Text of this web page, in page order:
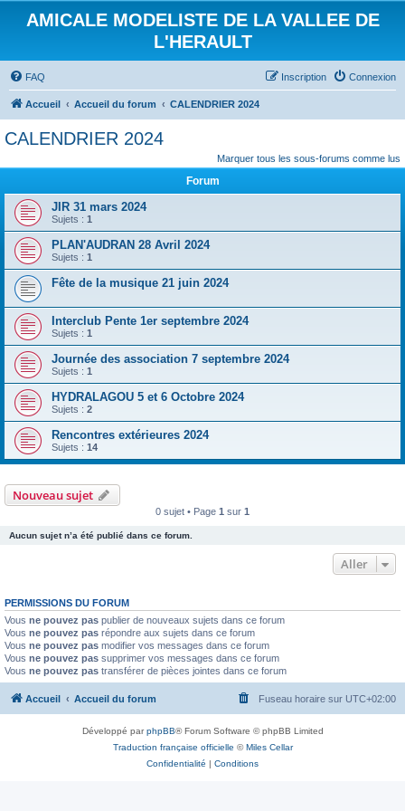
AMICALE MODELISTE DE LA VALLEE DE
L'HERAULT
FAQ Connexion
Inscription
Accueil Accueil du forum CALENDRIER 2024
CALENDRIER 2024
Marquer tous les sous-forums comme lus
Forum
JIR 31 mars 2024
Sujets : 1
PLAN'AUDRAN 28 Avril 2024
Sujets : 1
Fête de la musique 21 juin 2024
Interclub Pente 1er septembre 2024
Sujets : 1
Journée des association 7 septembre 2024
Sujets : 1
HYDRALAGOU 5 et 6 Octobre 2024
Sujets : 2
Rencontres extérieures 2024
Sujets : 14
Nouveau sujet
0 sujet • Page 1 sur 1
Aucun sujet n’a été publié dans ce forum.
Aller
PERMISSIONS DU FORUM
Vous ne pouvez pas publier de nouveaux sujets dans ce forum
Vous ne pouvez pas répondre aux sujets dans ce forum
Vous ne pouvez pas modifier vos messages dans ce forum
Vous ne pouvez pas supprimer vos messages dans ce forum
Vous ne pouvez pas transférer de pièces jointes dans ce forum
Accueil Accueil du forum Fuseau horaire sur UTC+02:00
Développé parphpBB® Forum Software © phpBB Limited
Traduction française officielle ©Miles Cellar
Confidentialité | Conditions